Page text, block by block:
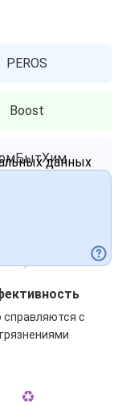
PEROS
Boost
химии
⚡
справляются с
♻
данных